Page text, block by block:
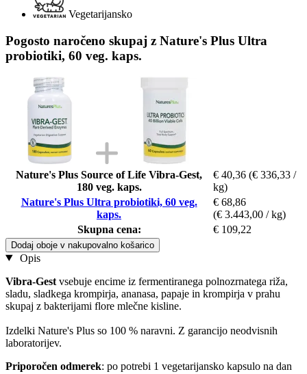
Vegetarijansko
Pogosto naročeno skupaj z Nature's Plus Ultra
probiotiki, 60 veg. kaps.
Nature's Plus Source of Life Vibra-Gest,
180 veg. kaps.
€ 40,36 (€ 336,33 /
kg)
Nature's Plus Ultra probiotiki, 60 veg.
kaps.
€ 68,86
(€ 3.443,00 / kg)
Skupna cena:
€ 109,22
Dodaj oboje v nakupovalno košarico
Opis
Vibra-Gest vsebuje encime iz fermentiranega polnozrnatega riža,
sladu, sladkega krompirja, ananasa, papaje in krompirja v prahu
skupaj z bakterijami flore mlečne kisline.
Izdelki Nature's Plus so 100 % naravni. Z garancijo neodvisnih
laboratorijev.
Priporočen odmerek: po potrebi 1 vegetarijansko kapsulo na dan